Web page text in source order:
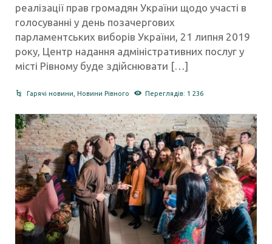
реалізації прав громадян України щодо участі в
голосуванні у день позачергових
парламентських виборів України, 21 липня 2019
року, Центр надання адміністративних послуг у
місті Рівному буде здійснювати […]
Гарячі новини ,Новини Рівного Переглядів: 1 236